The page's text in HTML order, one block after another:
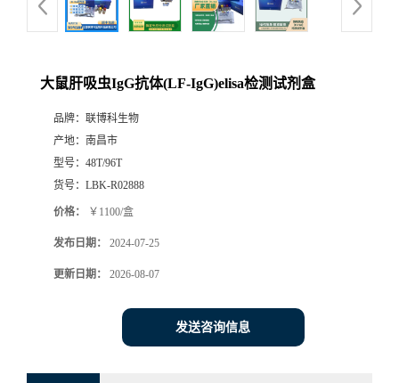
大鼠肝吸虫IgG抗体(LF-IgG)elisa检测试剂盒
品牌： 联博科生物
产地： 南昌市
型号： 48T/96T
货号： LBK-R02888
价格： ￥1100/盒
发布日期： 2024-07-25
更新日期： 2026-08-07
发送咨询信息